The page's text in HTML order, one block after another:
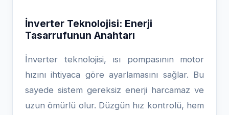
İnverter Teknolojisi: Enerji
Tasarrufunun Anahtarı
İnverter teknolojisi, ısı pompasının motor
hızını ihtiyaca göre ayarlamasını sağlar. Bu
sayede sistem gereksiz enerji harcamaz ve
uzun ömürlü olur. Düzgün hız kontrolü, hem